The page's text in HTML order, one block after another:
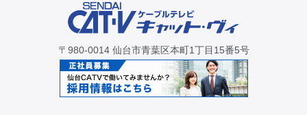
〒980-0014 仙台市青葉区本町1丁目15番5号